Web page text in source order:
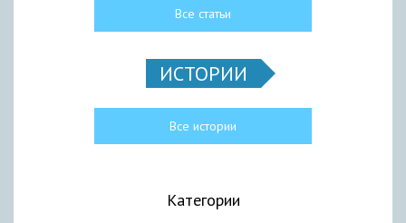
Все статьи
ИСТОРИИ
Все истории
Категории